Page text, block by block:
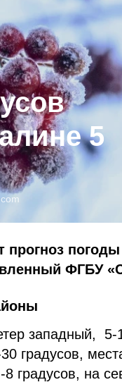
5
прогноз
ФГБУ
западный,
градусов,
на